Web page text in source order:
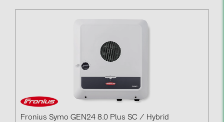
Fronius Symo GEN24 8.0 Plus SC / Hybrid